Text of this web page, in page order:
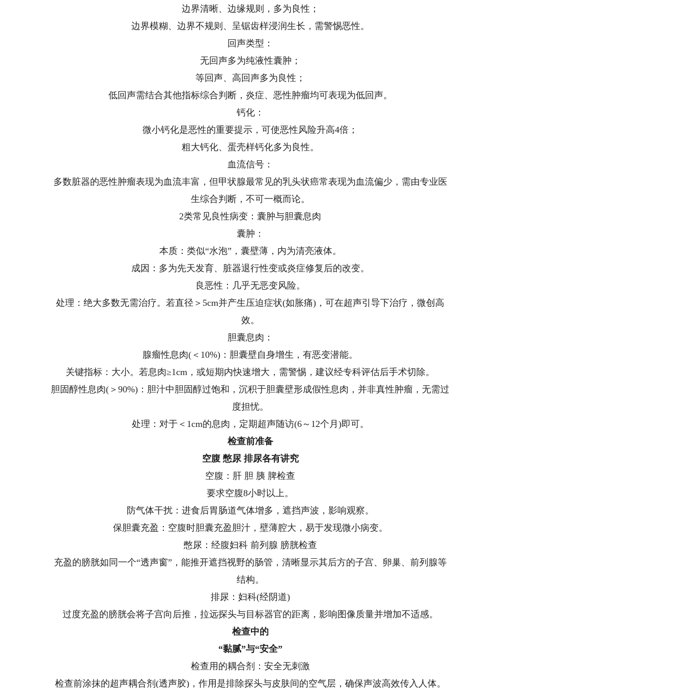
边界清晰、边缘规则，多为良性；
边界模糊、边界不规则、呈锯齿样浸润生长，需警惕恶性。
回声类型：
无回声多为纯液性囊肿；
等回声、高回声多为良性；
低回声需结合其他指标综合判断，炎症、恶性肿瘤均可表现为低回声。
钙化：
微小钙化是恶性的重要提示，可使恶性风险升高4倍；
粗大钙化、蛋壳样钙化多为良性。
血流信号：
多数脏器的恶性肿瘤表现为血流丰富，但甲状腺最常见的乳头状癌常表现为血流偏少，需由专业医
生综合判断，不可一概而论。
2类常见良性病变：囊肿与胆囊息肉
囊肿：
本质：类似“水泡”，囊壁薄，内为清亮液体。
成因：多为先天发育、脏器退行性变或炎症修复后的改变。
良恶性：几乎无恶变风险。
处理：绝大多数无需治疗。若直径＞5cm并产生压迫症状(如胀痛)，可在超声引导下治疗，微创高
效。
胆囊息肉：
腺瘤性息肉(＜10%)：胆囊壁自身增生，有恶变潜能。
关键指标：大小。若息肉≥1cm，或短期内快速增大，需警惕，建议经专科评估后手术切除。
胆固醇性息肉(＞90%)：胆汁中胆固醇过饱和，沉积于胆囊壁形成假性息肉，并非真性肿瘤，无需过
度担忧。
处理：对于＜1cm的息肉，定期超声随访(6～12个月)即可。
检查前准备
空腹 憋尿 排尿各有讲究
空腹：肝 胆 胰 脾检查
要求空腹8小时以上。
防气体干扰：进食后胃肠道气体增多，遮挡声波，影响观察。
保胆囊充盈：空腹时胆囊充盈胆汁，壁薄腔大，易于发现微小病变。
憋尿：经腹妇科 前列腺 膀胱检查
充盈的膀胱如同一个“透声窗”，能推开遮挡视野的肠管，清晰显示其后方的子宫、卵巢、前列腺等
结构。
排尿：妇科(经阴道)
过度充盈的膀胱会将子宫向后推，拉远探头与目标器官的距离，影响图像质量并增加不适感。
检查中的
“黏腻”与“安全”
检查用的耦合剂：安全无刺激
检查前涂抹的超声耦合剂(透声胶)，作用是排除探头与皮肤间的空气层，确保声波高效传入人体。